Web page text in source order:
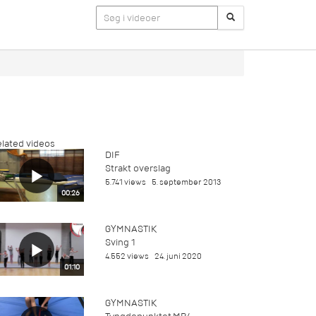
videos
00:26
DIF
Strakt overslag
5.741 views 5. september 2013
01:10
GYMNASTIK
Sving 1
4.552 views 24. juni 2020
GYMNASTIK